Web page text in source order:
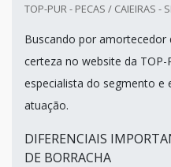
TOP-PUR - PECAS / CAIEIRAS -
Buscando por
certeza no website da
especialista do segmento e
atuação.
DIFERENCIAIS
DE BORRACHA